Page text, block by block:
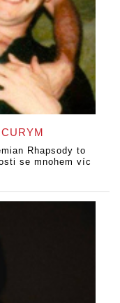
Rhapsody to
se mnohem víc